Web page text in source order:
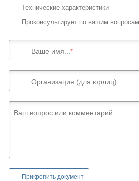
Технические характеристики
Проконсультирует по вашим вопросам
Ваше имя...
Организация (для юрлиц)
Ваш вопрос или комментарий
Прикрепить документ